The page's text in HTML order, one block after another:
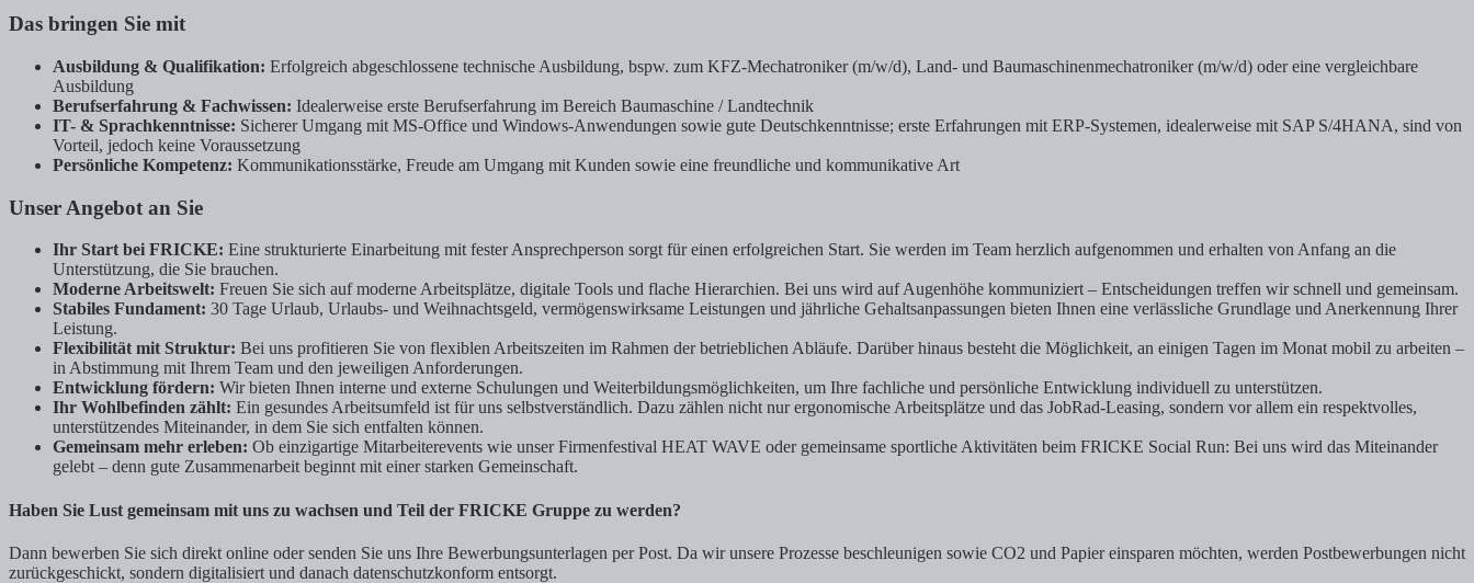
Das bringen Sie mit
Ausbildung & Qualifikation: Erfolgreich abgeschlossene technische Ausbildung, bspw. zum KFZ-Mechatroniker (m/w/d), Land- und Baumaschinenmechatroniker (m/w/d) oder eine vergleichbare
Ausbildung
Berufserfahrung & Fachwissen: Idealerweise erste Berufserfahrung im Bereich Baumaschine / Landtechnik
IT- & Sprachkenntnisse: Sicherer Umgang mit MS-Office und Windows-Anwendungen sowie gute Deutschkenntnisse; erste Erfahrungen mit ERP-Systemen, idealerweise mit SAP S/4HANA, sind von
Vorteil, jedoch keine Voraussetzung
Persönliche Kompetenz: Kommunikationsstärke, Freude am Umgang mit Kunden sowie eine freundliche und kommunikative Art
Unser Angebot an Sie
Ihr Start bei FRICKE: Eine strukturierte Einarbeitung mit fester Ansprechperson sorgt für einen erfolgreichen Start. Sie werden im Team herzlich aufgenommen und erhalten von Anfang an die
Unterstützung, die Sie brauchen.
Moderne Arbeitswelt: Freuen Sie sich auf moderne Arbeitsplätze, digitale Tools und flache Hierarchien. Bei uns wird auf Augenhöhe kommuniziert – Entscheidungen treffen wir schnell und gemeinsam.
Stabiles Fundament: 30 Tage Urlaub, Urlaubs- und Weihnachtsgeld, vermögenswirksame Leistungen und jährliche Gehaltsanpassungen bieten Ihnen eine verlässliche Grundlage und Anerkennung Ihrer
Leistung.
Flexibilität mit Struktur: Bei uns profitieren Sie von flexiblen Arbeitszeiten im Rahmen der betrieblichen Abläufe. Darüber hinaus besteht die Möglichkeit, an einigen Tagen im Monat mobil zu arbeiten –
in Abstimmung mit Ihrem Team und den jeweiligen Anforderungen.
Entwicklung fördern: Wir bieten Ihnen interne und externe Schulungen und Weiterbildungsmöglichkeiten, um Ihre fachliche und persönliche Entwicklung individuell zu unterstützen.
Ihr Wohlbefinden zählt: Ein gesundes Arbeitsumfeld ist für uns selbstverständlich. Dazu zählen nicht nur ergonomische Arbeitsplätze und das JobRad-Leasing, sondern vor allem ein respektvolles,
unterstützendes Miteinander, in dem Sie sich entfalten können.
Gemeinsam mehr erleben: Ob einzigartige Mitarbeiterevents wie unser Firmenfestival HEAT WAVE oder gemeinsame sportliche Aktivitäten beim FRICKE Social Run: Bei uns wird das Miteinander
gelebt – denn gute Zusammenarbeit beginnt mit einer starken Gemeinschaft.
Haben Sie Lust gemeinsam mit uns zu wachsen und Teil der FRICKE Gruppe zu werden?
Dann bewerben Sie sich direkt online oder senden Sie uns Ihre Bewerbungsunterlagen per Post. Da wir unsere Prozesse beschleunigen sowie CO2 und Papier einsparen möchten, werden Postbewerbungen nicht
zurückgeschickt, sondern digitalisiert und danach datenschutzkonform entsorgt.